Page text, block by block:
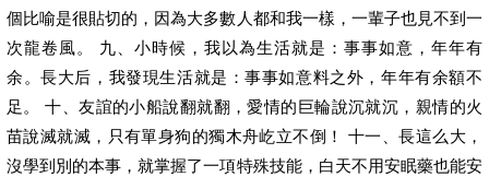
個比喻是很貼切的，因為大多數人都和我一樣，一輩子也見不到一
次龍卷風。 九、小時候，我以為生活就是：事事如意，年年有
余。長大后，我發現生活就是：事事如意料之外，年年有余額不
足。 十、友誼的小船說翻就翻，愛情的巨輪說沉就沉，親情的火
苗說滅就滅，只有單身狗的獨木舟屹立不倒！ 十一、長這么大，
沒學到別的本事，就掌握了一項特殊技能，白天不用安眠藥也能安